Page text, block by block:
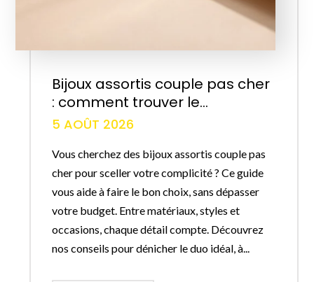
Bijoux assortis couple pas cher
: comment trouver le...
5 AOÛT 2026
Vous cherchez des bijoux assortis couple pas
cher pour sceller votre complicité ? Ce guide
vous aide à faire le bon choix, sans dépasser
votre budget. Entre matériaux, styles et
occasions, chaque détail compte. Découvrez
nos conseils pour dénicher le duo idéal, à...